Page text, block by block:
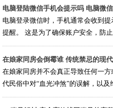
电脑登陆微信手机会提示吗 电脑微
电脑登录微信时，手机通常会收到
提醒。 这是为了确保账户安全，防止
在娘家同房会倒霉谁 传统禁忌的现
在娘家同房并不会真正导致任何一
代民俗中对“血光冲煞”的误解，以及